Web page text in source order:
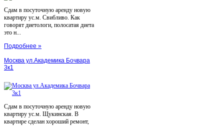
Сдам в посуточную аренду новую
квартиру ус.м. Свибливо. Как
говорят диетологи, полосатая диета
это н...
Подробнее »
Москва ул.Академика Бочвара
3к1
Сдам в посуточную аренду новую
квартиру ус.м. Щукинская. В
квартире сделан хороший ремонт,